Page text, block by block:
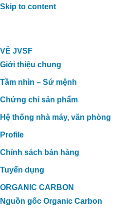
Skip to content
VỀ JVSF
Giới thiệu chung
Tầm nhìn – Sứ mệnh
Chứng chỉ sản phẩm
Hệ thống nhà máy, văn phòng
Profile
Chính sách bán hàng
Tuyển dụng
ORGANIC CARBON
Nguồn gốc Organic Carbon